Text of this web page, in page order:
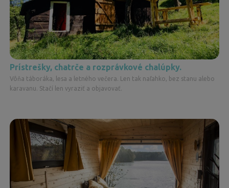
Prístrešky, chatrče a rozprávkové chalúpky.
Vôňa táboráka, lesa a letného večera. Len tak naľahko, bez stanu alebo
karavanu. Stačí len vyraziť a objavovať.